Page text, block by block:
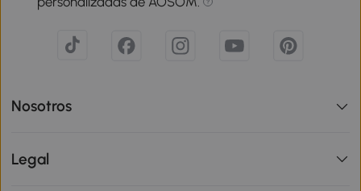
Nosotros
Legal